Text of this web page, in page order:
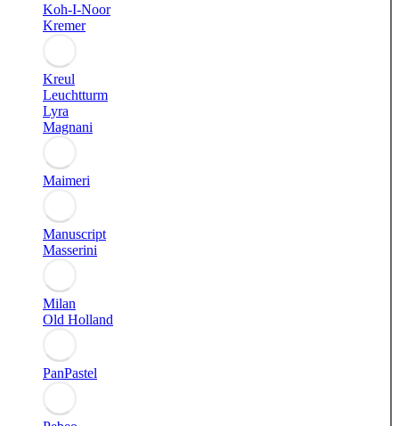
Koh-I-Noor
Kremer
Kreul
Leuchtturm
Lyra
Magnani
Maimeri
Manuscript
Masserini
Milan
Old Holland
PanPastel